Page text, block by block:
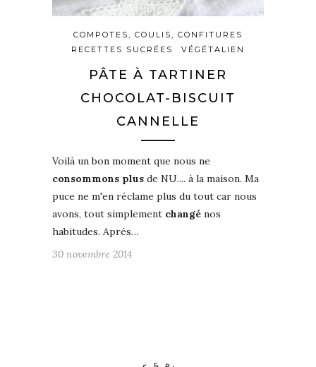
COMPOTES, COULIS, CONFITURES
RECETTES SUCRÉES
VÉGÉTALIEN
PÂTE À TARTINER
CHOCOLAT-BISCUIT
CANNELLE
Voilà un bon moment que nous ne
consommons plus de NU.... à la maison. Ma
puce ne m'en réclame plus du tout car nous
avons, tout simplement changé nos
habitudes. Après…
30 novembre 2014